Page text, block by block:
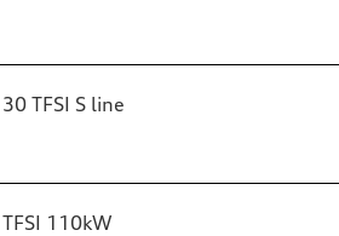
30 TFSI S line
TFSI 110kW